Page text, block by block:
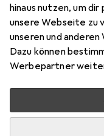
hinaus nutzen, um
unsere Webseite zu
unseren und
Dazu können
Werbepartner
Zubehör für
Large
Hier findest du
Smart Wand 2
Toy Cleaner.